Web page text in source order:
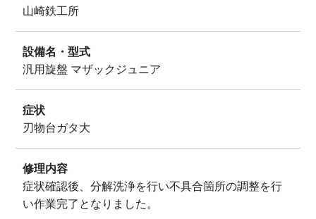
山崎鉄工所
設備名・型式
汎用旋盤 マザックジュニア
症状
刃物台ガタ大
修理内容
症状確認後、分解洗浄を行い不具合箇所の調整を行
い作業完了となりました。